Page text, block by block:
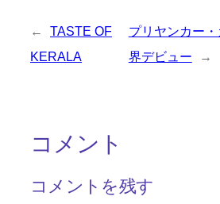
←
TASTE OF
KERALA
プリヤンカー
界デビュー
→
コメント
コメントを残す